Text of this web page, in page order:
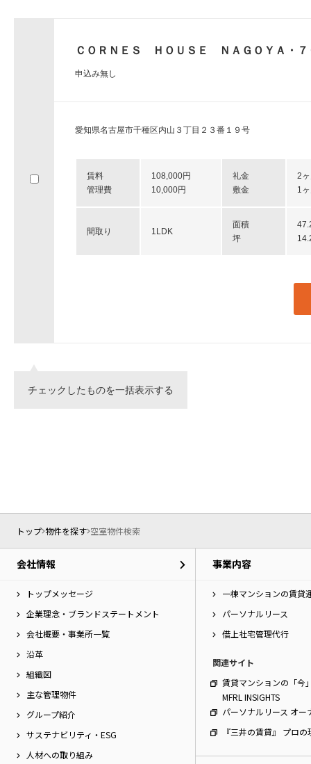
ＣＯＲＮＥＳ ＨＯＵＳＥ ＮＡＧＯＹＡ・７
申込み無し
愛知県名古屋市千種区内山３丁目２３番１９号
賃料
管理費
108,000円
10,000円
礼金
敷金
2
1
間取り 1LDK
面積
坪
チェックしたものを一括表示する
トップ 物件を探す 空室物件検索
会社情報
トップメッセージ
企業理念・ブランドステートメント
会社概要・事業所一覧
沿革
組織図
主な管理物件
グループ紹介
サステナビリティ・ESG
人材への取り組み
事業内容
一棟マンションの賃貸
パーソナルリース
借上社宅管理代行
関連サイト
賃貸マンションの「今
MFRL INSIGHTS
パーソナルリース オー
『三井の賃貸』 プロの